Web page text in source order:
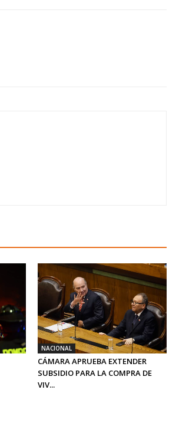
NACIONAL
CÁMARA APRUEBA EXTENDER
SUBSIDIO PARA LA COMPRA DE
VIV...